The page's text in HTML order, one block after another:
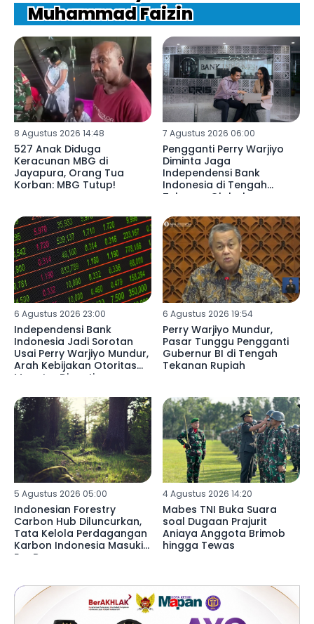
Muhammad Faizin
8 Agustus 2026 14:48
527 Anak Diduga
Keracunan MBG di
Jayapura, Orang Tua
Korban: MBG Tutup!
7 Agustus 2026 06:00
Pengganti Perry Warjiyo
Diminta Jaga
Independensi Bank
Indonesia di Tengah
Tekanan Global
6 Agustus 2026 23:00
Independensi Bank
Indonesia Jadi Sorotan
Usai Perry Warjiyo Mundur,
Arah Kebijakan Otoritas
Moneter Dinanti
6 Agustus 2026 19:54
Perry Warjiyo Mundur,
Pasar Tunggu Pengganti
Gubernur BI di Tengah
Tekanan Rupiah
5 Agustus 2026 05:00
Indonesian Forestry
Carbon Hub Diluncurkan,
Tata Kelola Perdagangan
Karbon Indonesia Masuki
Era Baru
4 Agustus 2026 14:20
Mabes TNI Buka Suara
soal Dugaan Prajurit
Aniaya Anggota Brimob
hingga Tewas